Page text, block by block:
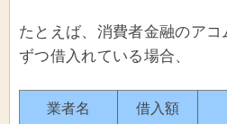
たとえば、消費者金融のアコ
ずつ借入れている場合、
業者名 借入額